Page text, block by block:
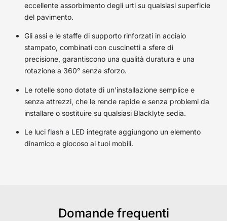
eccellente assorbimento degli urti su qualsiasi superficie
del pavimento.
Gli assi e le staffe di supporto rinforzati in acciaio
stampato, combinati con cuscinetti a sfere di
precisione, garantiscono una qualità duratura e una
rotazione a 360° senza sforzo.
Le rotelle sono dotate di un'installazione semplice e
senza attrezzi, che le rende rapide e senza problemi da
installare o sostituire su qualsiasi Blacklyte sedia.
Le luci flash a LED integrate aggiungono un elemento
dinamico e giocoso ai tuoi mobili.
Domande frequenti